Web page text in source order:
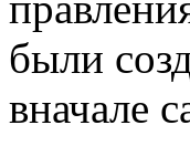
были
вначале